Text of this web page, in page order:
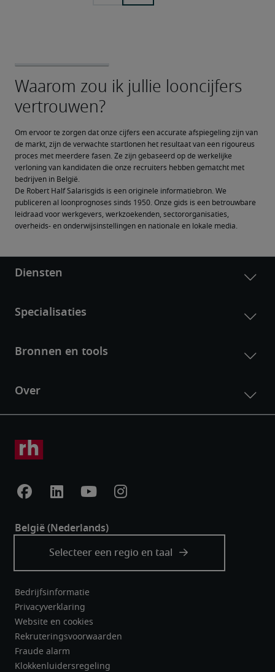
Om ervoor te zorgen dat onze cijfers een accurate afspiegeling zijn van
de markt, zijn de verwachte startlonen het resultaat van een rigoureus
proces met meerdere fasen. Ze zijn gebaseerd op de werkelijke
verloning van kandidaten die onze recruiters hebben gematcht met
bedrijven in België.
De Robert Half Salarisgids is een originele informatiebron. We
publiceren al loonprognoses sinds 1950. Onze gids is een betrouwbare
leidraad voor werkgevers, werkzoekenden, sectororganisaties,
overheids- en onderwijsinstellingen en nationale en lokale media.
Bedrijfsinformatie
Privacyverklaring
Website en cookies
Rekruteringsvoorwaarden
Fraude alarm
Klokkenluidersregeling